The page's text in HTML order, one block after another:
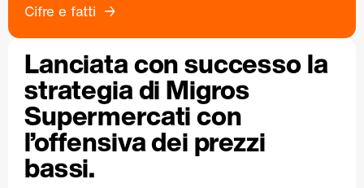
Cifre e fatti
Lanciata con successo la
strategia di Migros
Supermercati con
l’offensiva dei prezzi
bassi.